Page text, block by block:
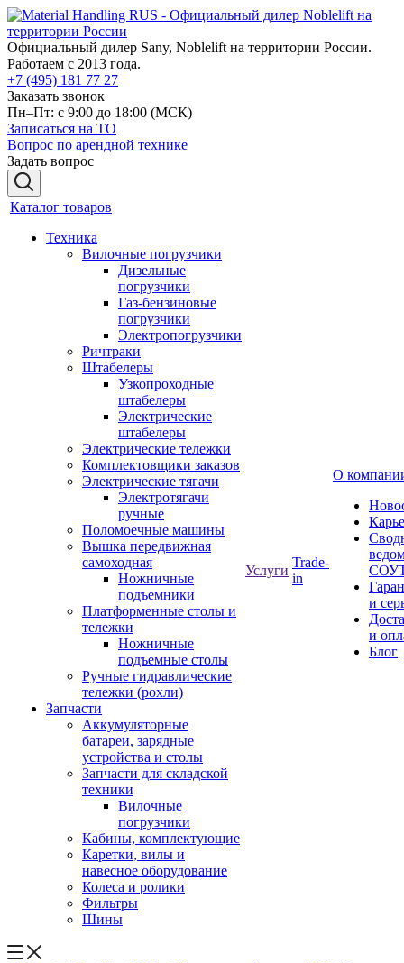
Официальный дилер Sany, Noblelift на территории России.
Работаем с 2013 года.
+7 (495) 181 77 27
Заказать звонок
Пн–Пт: с 9:00 до 18:00 (МСК)
Записаться на ТО
Вопрос по арендной технике
Задать вопрос
Каталог товаров
Техника
Вилочные погрузчики
Дизельные
погрузчики
Газ-бензиновые
погрузчики
Электропогрузчики
Ричтраки
Штабелеры
Узкопроходные
штабелеры
Электрические
штабелеры
Электрические тележки
Комплектовщики заказов
Электрические тягачи
Электротягачи
ручные
Поломоечные машины
Вышка передвижная
самоходная
Ножничные
подъемники
Платформенные столы и
тележки
Ножничные
подъемные столы
Ручные гидравлические
тележки (рохли)
Запчасти
Аккумуляторные
батареи, зарядные
устройства и столы
Запчасти для складской
техники
Вилочные
погрузчики
Кабины, комплектующие
Каретки, вилы и
навесное оборудование
Колеса и ролики
Фильтры
Шины
Услуги
Trade-
in
О
и
и
Блог